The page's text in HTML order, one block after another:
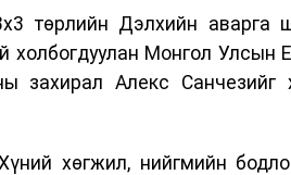
төрлийн Дэлхийн аварга
Монгол Улсын
захирал Алекс Санчезийг
хөгжил, нийгмийн